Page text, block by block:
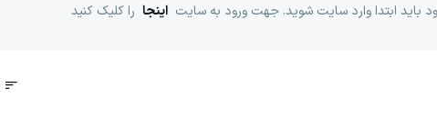
باید ابتدا وارد سایت شوید. جهت ورود به سایت اینجا را کلیک کنید